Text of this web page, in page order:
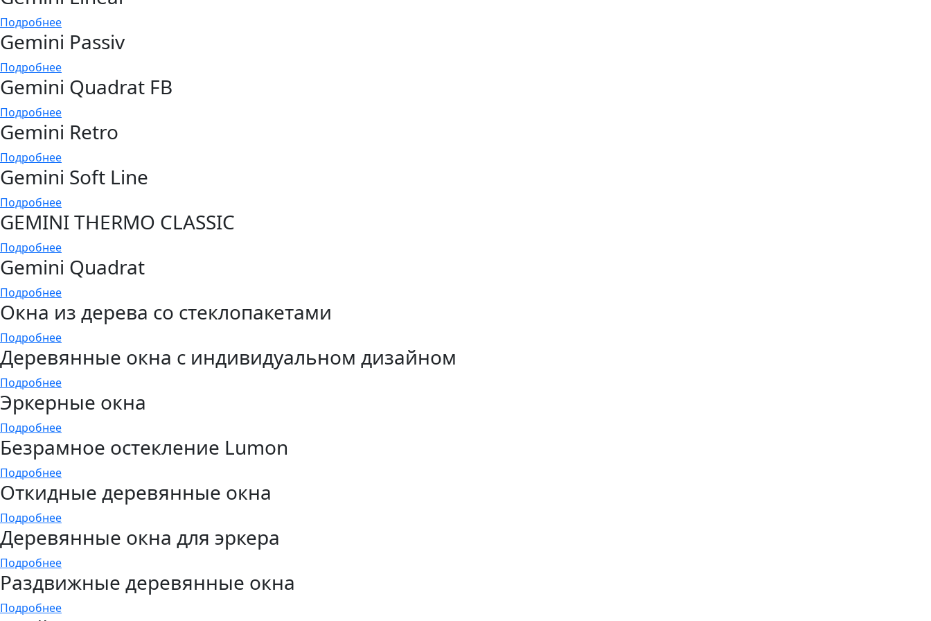
Подробнее
Gemini Passiv
Подробнее
Gemini Quadrat FB
Подробнее
Gemini Retro
Подробнее
Gemini Soft Line
Подробнее
GEMINI THERMO CLASSIC
Подробнее
Gemini Quadrat
Подробнее
Окна из дерева со стеклопакетами
Подробнее
Деревянные окна с индивидуальном дизайном
Подробнее
Эркерные окна
Подробнее
Безрамное остекление Lumon
Подробнее
Откидные деревянные окна
Подробнее
Деревянные окна для эркера
Подробнее
Раздвижные деревянные окна
Подробнее